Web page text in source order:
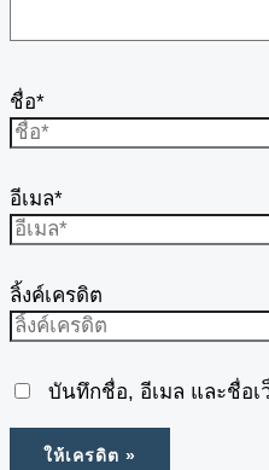
ชื่อ*
อีเมล*
ลิ้งค์เครดิต
บันทึกชื่อ, อีเมล และชื่อ